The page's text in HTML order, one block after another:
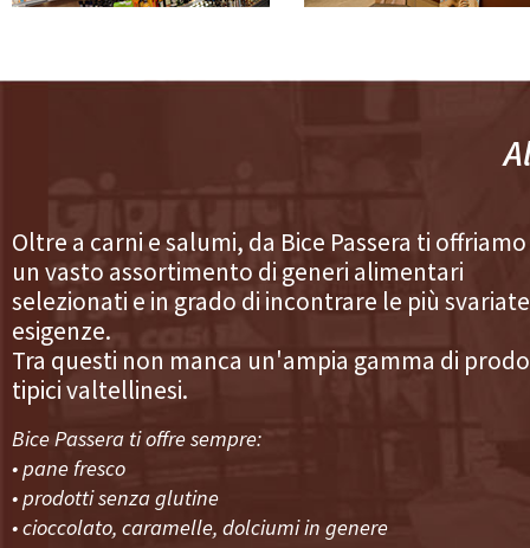
Oltre a carni e salumi, da Bice Passera ti offriamo
un vasto assortimento di generi alimentari
selezionati e in grado di incontrare le più svariate
esigenze.
Tra questi non manca un'ampia gamma di
tipici valtellinesi.
Bice Passera ti offre sempre:
• pane fresco
• prodotti senza glutine
• cioccolato, caramelle, dolciumi in genere